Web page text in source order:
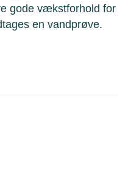
gode vækstforhold for
en vandprøve.